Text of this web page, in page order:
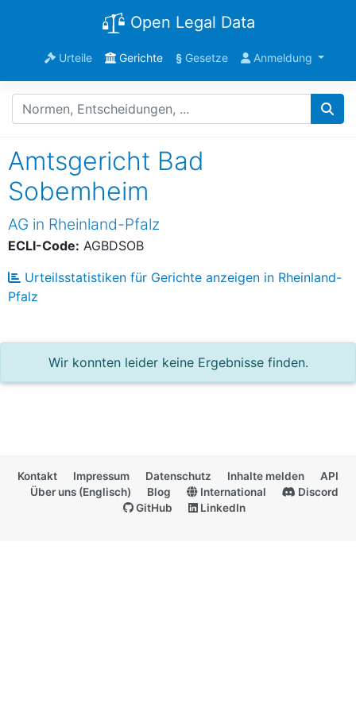
Open Legal Data
Urteile Gerichte §Gesetze Anmeldung
Amtsgericht Bad
Sobemheim
AG in Rheinland-Pfalz
ECLI-Code: AGBDSOB
Urteilsstatistiken für Gerichte anzeigen in Rheinland-
Pfalz
Wir konnten leider keine Ergebnisse finden.
Kontakt Impressum Datenschutz Inhalte melden
API
Über uns (Englisch)
Blog International
Discord
GitHub
LinkedIn